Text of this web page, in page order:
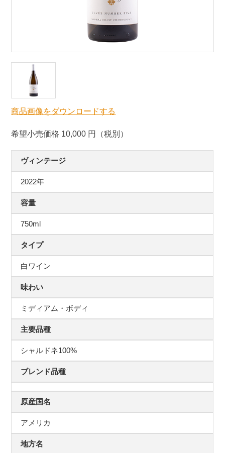
商品画像をダウンロードする
希望小売価格 10,000 円（税別）
ヴィンテージ
2022年
容量
750ml
タイプ
白ワイン
味わい
ミディアム・ボディ
主要品種
シャルドネ100%
ブレンド品種
原産国名
アメリカ
地方名